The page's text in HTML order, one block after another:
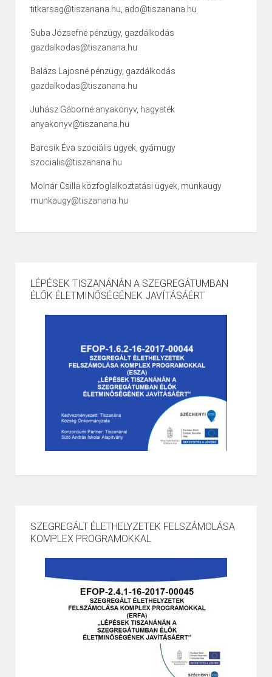
titkarsag@tiszanana.hu, ado@tiszanana.hu
Suba Józsefné pénzügy, gazdálkodás
gazdalkodas@tiszanana.hu
Balázs Lajosné pénzügy, gazdálkodás
gazdalkodas@tiszanana.hu
Juhász Gáborné anyakönyv, hagyaték
anyakonyv@tiszanana.hu
Barcsik Éva szociális ügyek, gyámügy
szocialis@tiszanana.hu
Molnár Csilla közfoglalkoztatási ügyek, munkaügy
munkaugy@tiszanana.hu
LÉPÉSEK TISZANÁNÁN A SZEGREGÁTUMBAN
ÉLŐK ÉLETMINŐSÉGÉNEK JAVÍTÁSÁÉRT
SZEGREGÁLT ÉLETHELYZETEK FELSZÁMOLÁSA
KOMPLEX PROGRAMOKKAL